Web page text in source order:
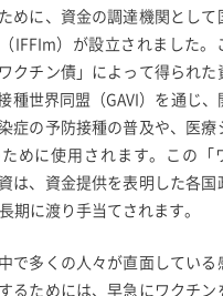
めに、資金の調達機関として
IFFIm）が設立されました。
クチン債」によって得られた
種世界同盟（GAVI）を通じ、
症の予防接種の普及や、医療
めに使用されます。この「
は、資金提供を表明した各国
期に渡り手当てされます。
で多くの人々が直面している
るためには、早急にワクチン